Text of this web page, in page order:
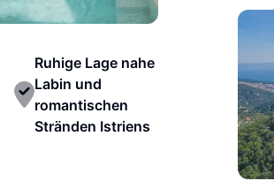
Ruhige Lage nahe
Labin und
romantischen
Stränden Istriens